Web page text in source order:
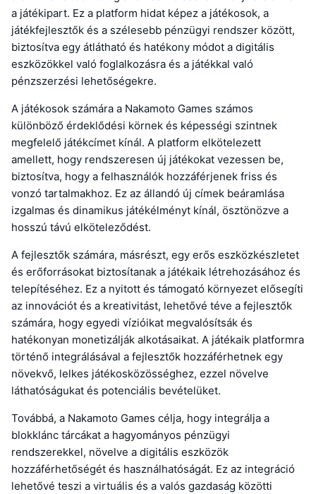
a játékipart. Ez a platform hidat képez a játékosok, a
játékfejlesztők és a szélesebb pénzügyi rendszer között,
biztosítva egy átlátható és hatékony módot a digitális
eszközökkel való foglalkozásra és a játékkal való
pénzszerzési lehetőségekre.
A játékosok számára a Nakamoto Games számos
különböző érdeklődési körnek és képességi szintnek
megfelelő játékcímet kínál. A platform elkötelezett
amellett, hogy rendszeresen új játékokat vezessen be,
biztosítva, hogy a felhasználók hozzáférjenek friss és
vonzó tartalmakhoz. Ez az állandó új címek beáramlása
izgalmas és dinamikus játékélményt kínál, ösztönözve a
hosszú távú elköteleződést.
A fejlesztők számára, másrészt, egy erős eszközkészletet
és erőforrásokat biztosítanak a játékaik létrehozásához és
telepítéséhez. Ez a nyitott és támogató környezet elősegíti
az innovációt és a kreativitást, lehetővé téve a fejlesztők
számára, hogy egyedi vízióikat megvalósítsák és
hatékonyan monetizálják alkotásaikat. A játékaik platformra
történő integrálásával a fejlesztők hozzáférhetnek egy
növekvő, lelkes játékosközösséghez, ezzel növelve
láthatóságukat és potenciális bevételüket.
Továbbá, a Nakamoto Games célja, hogy integrálja a
blokklánc tárcákat a hagyományos pénzügyi
rendszerekkel, növelve a digitális eszközök
hozzáférhetőségét és használhatóságát. Ez az integráció
lehetővé teszi a virtuális és a valós gazdaság közötti